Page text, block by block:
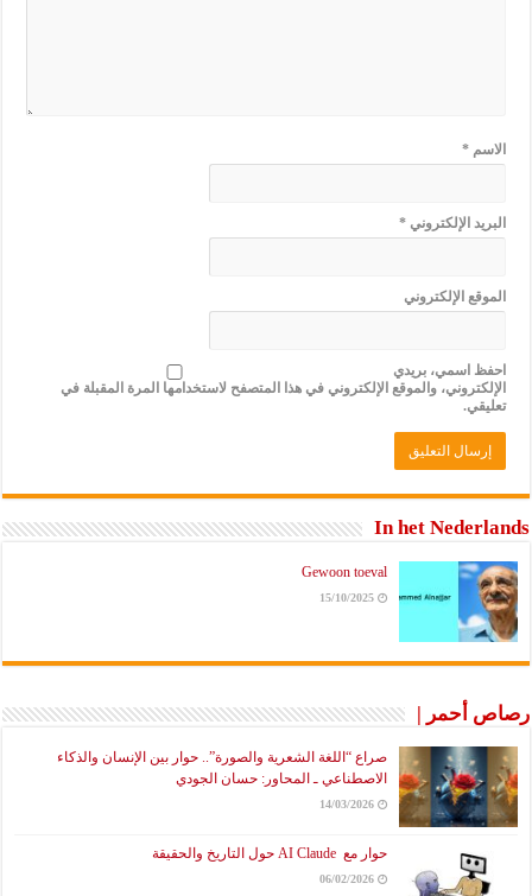
الاسم*
البريد الإلكتروني*
الموقع الإلكتروني
احفظ اسمي، بريدي
الإلكتروني، والموقع الإلكتروني في هذا المتصفح لاستخدامها المرة المقبلة في
تعليقي.
In het Nederlands
Gewoon toeval
15/10/2025
رصاص أحمر |
صراع “اللغة الشعرية والصورة”.. حوار بين الإنسان والذكاء
الاصطناعي ـ المحاور: حسان الجودي
14/03/2026
حوار مع AI Claude حول التاريخ والحقيقة
06/02/2026